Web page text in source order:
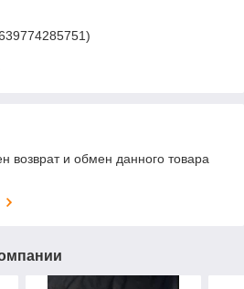
возврат и обмен данного товара